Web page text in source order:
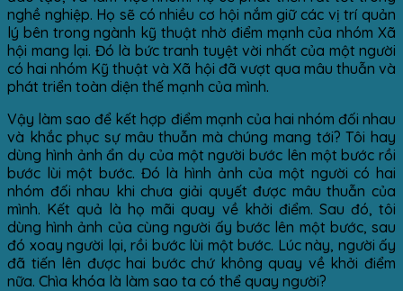
nghề nghiệp. Họ sẽ có nhiều cơ hội nắm giữ các vị trí quản
lý bên trong ngành kỹ thuật nhờ điểm mạnh của nhóm Xã
hội mang lại. Đó là bức tranh tuyệt vời nhất của một người
có hai nhóm Kỹ thuật và Xã hội đã vượt qua mâu thuẫn và
phát triển toàn diện thế mạnh của mình.
Vậy làm sao để kết hợp điểm mạnh của hai nhóm đối nhau
và khắc phục sự mâu thuẫn mà chúng mang tới? Tôi hay
dùng hình ảnh ẩn dụ của một người bước lên một bước rồi
bước lùi một bước. Đó là hình ảnh của một người có hai
nhóm đối nhau khi chưa giải quyết được mâu thuẫn của
mình. Kết quả là họ mãi quay về khởi điểm. Sau đó, tôi
dùng hình ảnh của cùng người ấy bước lên một bước, sau
đó xoay người lại, rồi bước lùi một bước. Lúc này, người ấy
đã tiến lên được hai bước chứ không quay về khởi điểm
nữa. Chìa khóa là làm sao ta có thể quay người?